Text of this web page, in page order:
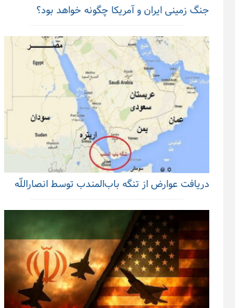
جنگ زمینی ایران و آمریکا چگونه خواهد بود؟
دریافت عوارض از تنگه باب‌المندب توسط انصاراللّه